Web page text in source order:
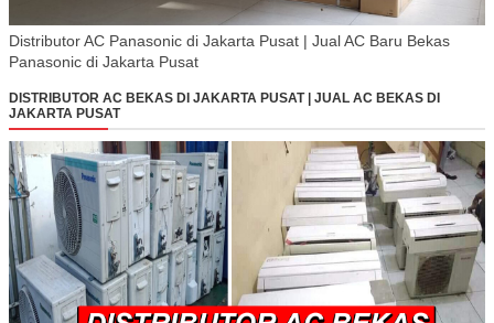
Distributor AC Panasonic di Jakarta Pusat | Jual AC Baru Bekas
Panasonic di Jakarta Pusat
DISTRIBUTOR AC BEKAS DI JAKARTA PUSAT | JUAL AC BEKAS DI
JAKARTA PUSAT